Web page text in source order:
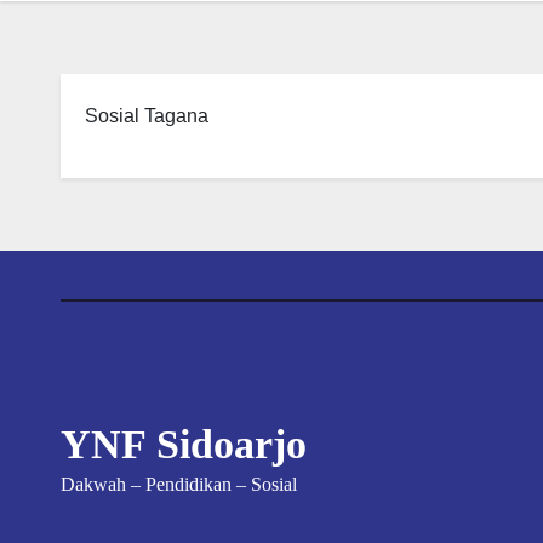
Sosial Tagana
YNF Sidoarjo
Dakwah – Pendidikan – Sosial